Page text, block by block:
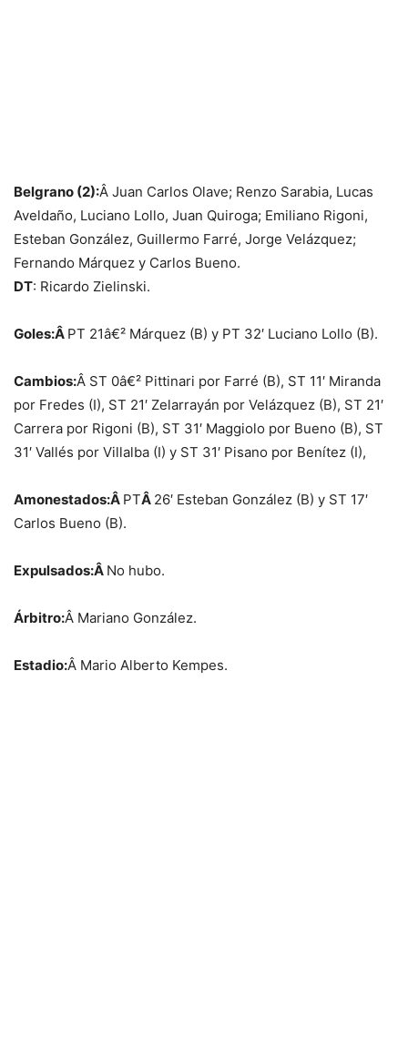
Belgrano (2):Â Juan Carlos Olave; Renzo Sarabia, Lucas
Aveldaño, Luciano Lollo, Juan Quiroga; Emiliano Rigoni,
Esteban González, Guillermo Farré, Jorge Velázquez;
Fernando Márquez y Carlos Bueno.
DT: Ricardo Zielinski.
Goles:Â PT 21â€² Márquez (B) y PT 32′ Luciano Lollo (B).
Cambios:Â ST 0â€² Pittinari por Farré (B), ST 11′ Miranda
por Fredes (I), ST 21′ Zelarrayán por Velázquez (B), ST 21′
Carrera por Rigoni (B), ST 31′ Maggiolo por Bueno (B), ST
31′ Vallés por Villalba (I) y ST 31′ Pisano por Benítez (I),
Amonestados:Â PTÂ 26′ Esteban González (B) y ST 17′
Carlos Bueno (B).
Expulsados:Â No hubo.
Árbitro:Â Mariano González.
Estadio:Â Mario Alberto Kempes.